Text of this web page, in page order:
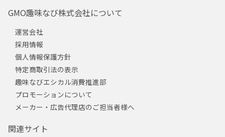
GMO趣味なび株式会社について
運営会社
採用情報
個人情報保護方針
特定商取引法の表示
趣味なびエシカル消費推進部
プロモーションについて
メーカー・広告代理店のご担当者様へ
関連サイト